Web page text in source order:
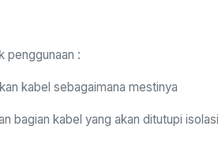
penggunaan :
kabel sebagaimana mestinya
bagian kabel yang akan ditutupi isolasi